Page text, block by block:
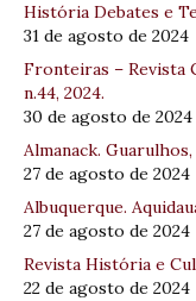
História Debates e
31 de agosto de 2024
Fronteiras – Revista
n.44, 2024.
30 de agosto de 2024
Almanack. Guarulhos,
27 de agosto de 2024
Albuquerque.
27 de agosto de 2024
Revista História e
22 de agosto de 2024